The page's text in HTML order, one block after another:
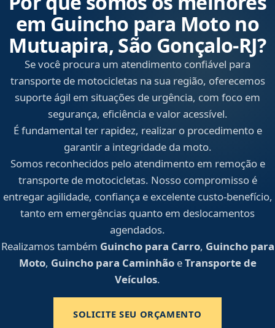
em Guincho para Moto no
Mutuapira, São Gonçalo‑RJ?
Se você procura um atendimento confiável para
transporte de motocicletas na sua região, oferecemos
suporte ágil em situações de urgência, com foco em
segurança, eficiência e valor acessível.
É fundamental ter rapidez, realizar o procedimento e
garantir a integridade da moto.
Somos reconhecidos pelo atendimento em remoção e
transporte de motocicletas. Nosso compromisso é
entregar agilidade, confiança e excelente custo-benefício,
tanto em emergências quanto em deslocamentos
agendados.
Realizamos também Guincho para Carro, Guincho para
Moto, Guincho para CaminhãoeTransporte de
Veículos.
SOLICITE SEU ORÇAMENTO